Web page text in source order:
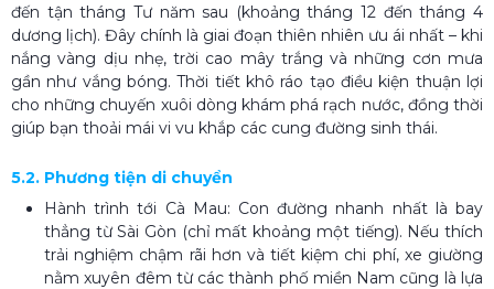
đến tận tháng Tư năm sau (khoảng tháng 12 đến tháng 4
dương lịch). Đây chính là giai đoạn thiên nhiên ưu ái nhất – khi
nắng vàng dịu nhẹ, trời cao mây trắng và những cơn mưa
gần như vắng bóng. Thời tiết khô ráo tạo điều kiện thuận lợi
cho những chuyến xuôi dòng khám phá rạch nước, đồng thời
giúp bạn thoải mái vi vu khắp các cung đường sinh thái.
5.2. Phương tiện di chuyển
Hành trình tới Cà Mau: Con đường nhanh nhất là bay
thẳng từ Sài Gòn (chỉ mất khoảng một tiếng). Nếu thích
trải nghiệm chậm rãi hơn và tiết kiệm chi phí, xe giường
nằm xuyên đêm từ các thành phố miền Nam cũng là lựa